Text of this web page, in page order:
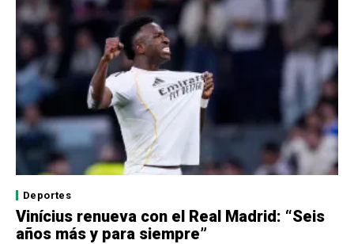
Deportes
Vinícius renueva con el Real Madrid: “Seis
años más y para siempre”